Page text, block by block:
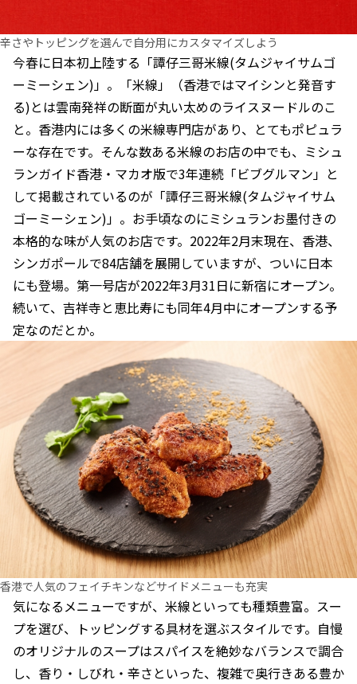
辛さやトッピングを選んで自分用にカスタマイズしよう
今春に日本初上陸する「譚仔三哥米線(タムジャイサムゴ
ーミーシェン)」。「米線」（香港ではマイシンと発音す
る)とは雲南発祥の断面が丸い太めのライスヌードルのこ
と。香港内には多くの米線専門店があり、とてもポピュラ
ーな存在です。そんな数ある米線のお店の中でも、ミシュ
ランガイド香港・マカオ版で3年連続「ビブグルマン」と
して掲載されているのが「譚仔三哥米線(タムジャイサム
ゴーミーシェン)」。お手頃なのにミシュランお墨付きの
本格的な味が人気のお店です。2022年2月末現在、香港、
シンガポールで84店舗を展開していますが、ついに日本
にも登場。第一号店が2022年3月31日に新宿にオープン。
続いて、吉祥寺と恵比寿にも同年4月中にオープンする予
定なのだとか。
香港で人気のフェイチキンなどサイドメニューも充実
気になるメニューですが、米線といっても種類豊富。スー
プを選び、トッピングする具材を選ぶスタイルです。自慢
のオリジナルのスープはスパイスを絶妙なバランスで調合
し、香り・しびれ・辛さといった、複雑で奥行きある豊か